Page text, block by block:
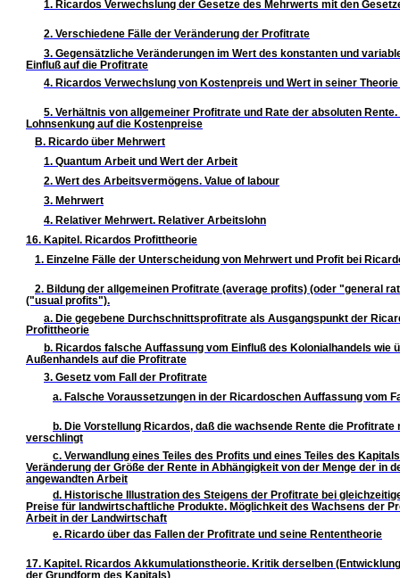
1. Ricardos Verwechslung der Gesetze des Mehrwerts mit den
2. Verschiedene Fälle der Veränderung der Profitrate
3. Gegensätzliche Veränderungen im Wert des konstanten und
Einfluß auf die Profitrate
4. Ricardos Verwechslung von Kostenpreis und Wert in seiner
5. Verhältnis von allgemeiner Profitrate und Rate der absoluten
Lohnsenkung auf die Kostenpreise
B. Ricardo über Mehrwert
1. Quantum Arbeit und Wert der Arbeit
2. Wert des Arbeitsvermögens. Value of labour
3. Mehrwert
4. Relativer Mehrwert. Relativer Arbeitslohn
16. Kapitel. Ricardos Profittheorie
1. Einzelne Fälle der Unterscheidung von Mehrwert und Profit bei
2. Bildung der allgemeinen Profitrate (average profits) (oder "general
("usual profits").
a. Die gegebene Durchschnittsprofitrate als Ausgangspunkt der
Profittheorie
b. Ricardos falsche Auffassung vom Einfluß des Kolonialhandels wie
Außenhandels auf die Profitrate
3. Gesetz vom Fall der Profitrate
a. Falsche Voraussetzungen in der Ricardoschen Auffassung vom
b. Die Vorstellung Ricardos, daß die wachsende Rente die Profitrate
verschlingt
c. Verwandlung eines Teiles des Profits und eines Teiles des
Veränderung der Größe der Rente in Abhängigkeit von der Menge der in
angewandten Arbeit
d. Historische Illustration des Steigens der Profitrate bei
Preise für landwirtschaftliche Produkte. Möglichkeit des Wachsens der
Arbeit in der Landwirtschaft
e. Ricardo über das Fallen der Profitrate und seine Rententheorie
17. Kapitel. Ricardos Akkumulationstheorie. Kritik derselben
der Grundform des Kapitals)